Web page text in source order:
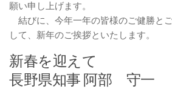
願い申し上げます。
結びに、今年一年の皆様のご健勝と
して、新年のご挨拶といたします。
新春を迎えて
長野県知事 阿部 守一